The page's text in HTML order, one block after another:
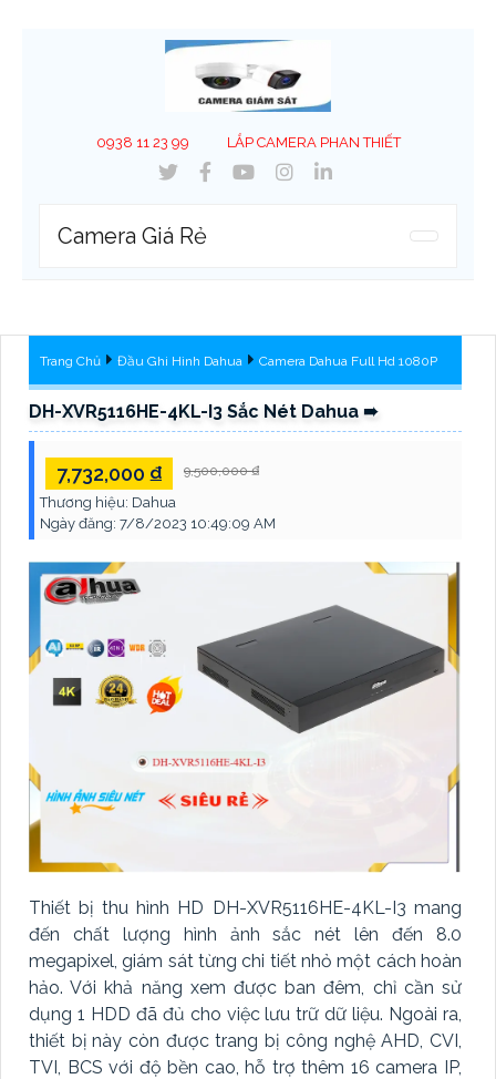
0938 11 23 99 LẮP CAMERA PHAN THIẾT
Camera Giá Rẻ
Trang Chủ Đầu Ghi Hình Dahua Camera Dahua Full Hd 1080P
DH-XVR5116HE-4KL-I3 Sắc Nét Dahua ➠
7,732,000 ₫ 9,500,000 ₫
Thương hiệu: Dahua
Ngày đăng: 7/8/2023 10:49:09 AM
Thiết bị thu hình HD DH-XVR5116HE-4KL-I3 mang
đến chất lượng hình ảnh sắc nét lên đến 8.0
megapixel, giám sát từng chi tiết nhỏ một cách hoàn
hảo. Với khả năng xem được ban đêm, chỉ cần sử
dụng 1 HDD đã đủ cho việc lưu trữ dữ liệu. Ngoài ra,
thiết bị này còn được trang bị công nghệ AHD, CVI,
TVI, BCS với độ bền cao, hỗ trợ thêm 16 camera IP,